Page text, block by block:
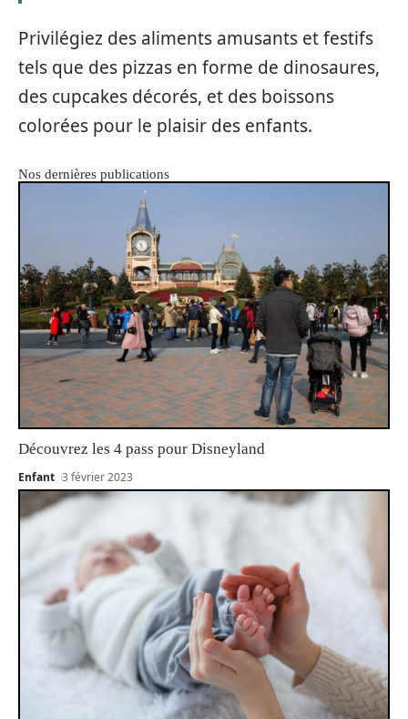
Privilégiez des aliments amusants et festifs
tels que des pizzas en forme de dinosaures,
des cupcakes décorés, et des boissons
colorées pour le plaisir des enfants.
Nos dernières publications
Découvrez les 4 pass pour Disneyland
Enfant 3 février 2023